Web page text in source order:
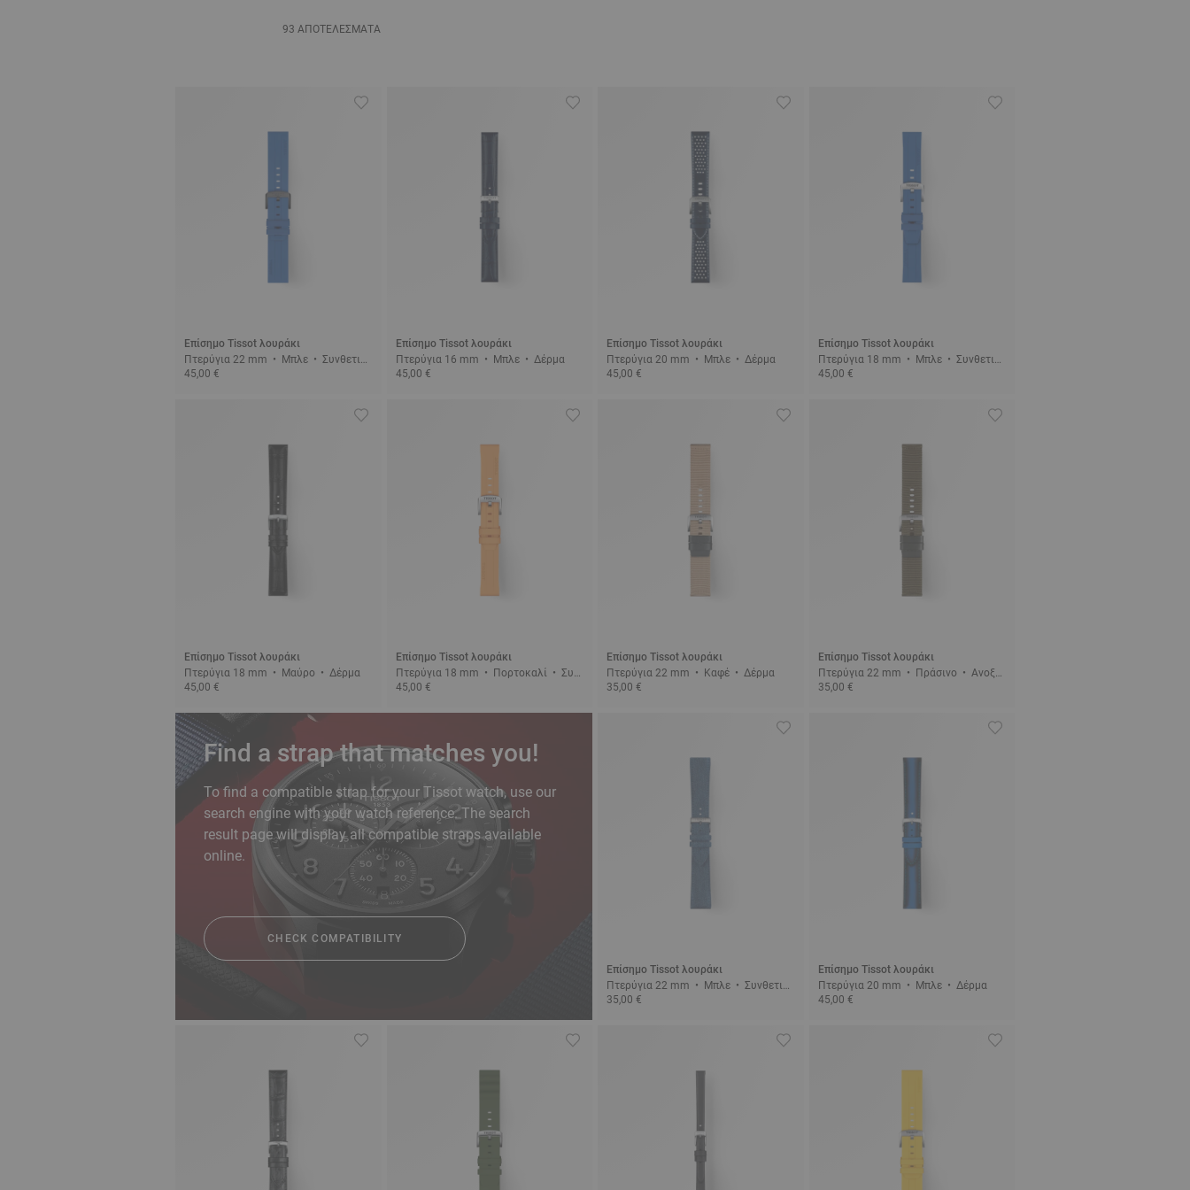
93 ΑΠΟΤΕΛΈΣΜΑΤΑ
Επίσημο Tissot λουράκι
Πτερύγια 22 mm • Μπλε • Συνθετικ
ό
45,00 €
Επίσημο Tissot λουράκι
Πτερύγια 16 mm • Μπλε • Δέρμα
45,00 €
Επίσημο Tissot λουράκι
Πτερύγια 20 mm • Μπλε • Δέρμα
45,00 €
Επίσημο Tissot λουράκι
Πτερύγια 18 mm • Μπλε • Συνθετικ
ό
45,00 €
Επίσημο Tissot λουράκι
Πτερύγια 18 mm • Μαύρο • Δέρμα
45,00 €
Επίσημο Tissot λουράκι
Πτερύγια 18 mm • Πορτοκαλί • Συν
θετικό
45,00 €
Επίσημο Tissot λουράκι
Πτερύγια 22 mm • Καφέ • Δέρμα
35,00 €
Επίσημο Tissot λουράκι
Πτερύγια 22 mm • Πράσινο • Ανοξεί
δωτο ατσάλι
35,00 €
Find a strap that matches you!
To find a compatible strap for your Tissot watch, use our
search engine with your watch reference. The search
result page will display all compatible straps available
online.
CHECK COMPATIBILITY
Επίσημο Tissot λουράκι
Πτερύγια 22 mm • Μπλε • Συνθετικ
ό
35,00 €
Επίσημο Tissot λουράκι
Πτερύγια 20 mm • Μπλε • Δέρμα
45,00 €